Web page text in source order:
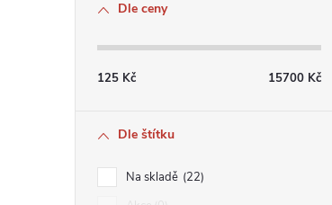
Dle ceny
125 Kč 15700 Kč
Dle štítku
Na skladě 22